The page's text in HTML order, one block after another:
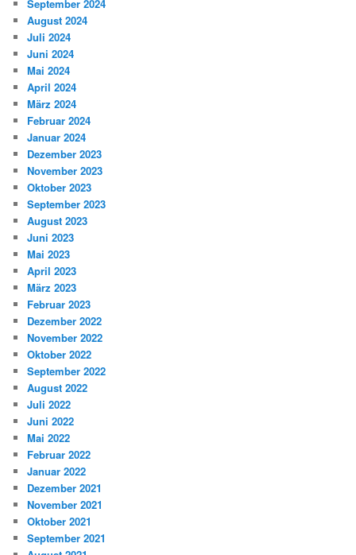
September 2024
August 2024
Juli 2024
Juni 2024
Mai 2024
April 2024
März 2024
Februar 2024
Januar 2024
Dezember 2023
November 2023
Oktober 2023
September 2023
August 2023
Juni 2023
Mai 2023
April 2023
März 2023
Februar 2023
Dezember 2022
November 2022
Oktober 2022
September 2022
August 2022
Juli 2022
Juni 2022
Mai 2022
Februar 2022
Januar 2022
Dezember 2021
November 2021
Oktober 2021
September 2021